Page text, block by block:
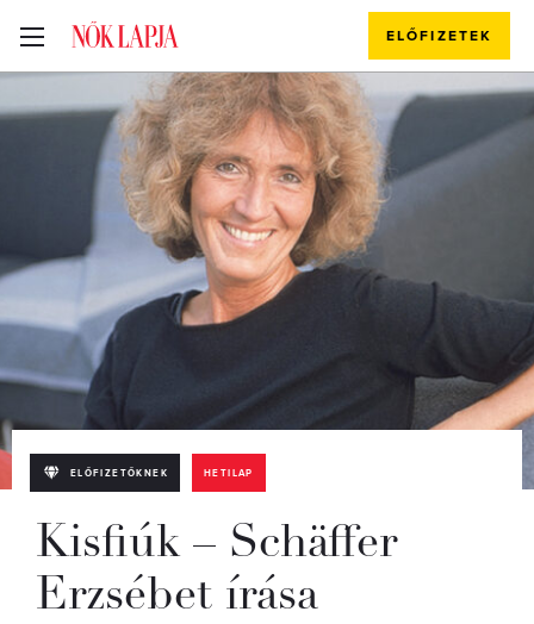
ELŐFIZETEK
ELŐFIZETŐKNEK HETILAP
Kisfiúk – Schäffer
Erzsébet írása